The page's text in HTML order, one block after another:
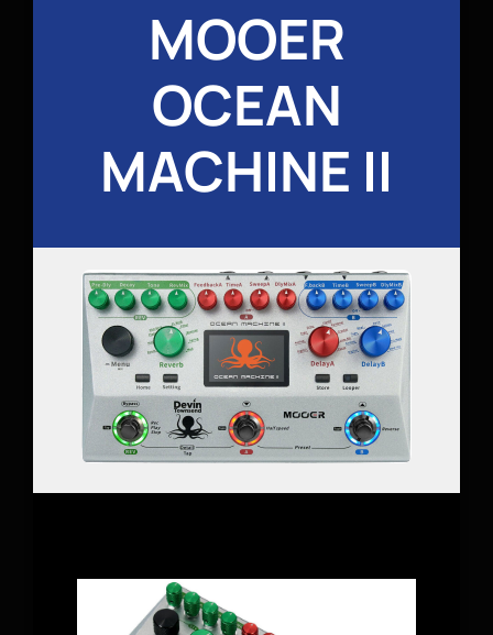
MOOER
OCEAN
MACHINE II